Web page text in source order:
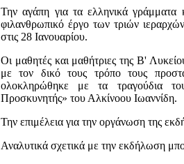
Την αγάπη για τα ελληνικά γράμματα
φιλανθρωπικό έργο των τριών
στις 28 Ιανουαρίου.
Οι μαθητές και μαθήτριες της Β'
με τον δικό τους τρόπο τους
ολοκληρώθηκε με τα τραγούδια
Προσκυνητής» του Αλκίνοου Ιωαννίδη.
Την επιμέλεια για την οργάνωση της
Αναλυτικά σχετικά με την εκδήλωση